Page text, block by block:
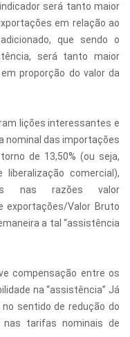
será tanto maior
em relação ao
que sendo o
será tanto maior
proporção do valor da
lições interessantes e
nominal das importações
de 13,50% (ou seja,
liberalização comercial),
nas razões valor
exportações/Valor Bruto
a tal “assistência
compensação entre os
na “assistência” Já
sentido de redução do
nas tarifas nominais de